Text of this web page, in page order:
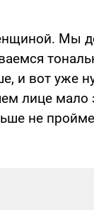
Мы
и вот уже
лице мало
не